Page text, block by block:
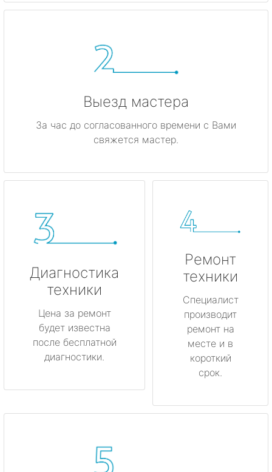
Выезд мастера
За час до согласованного времени с Вами
свяжется мастер.
Диагностика
техники
Цена за ремонт
будет известна
после бесплатной
диагностики.
Ремонт
техники
Специалист
производит
ремонт на
месте и в
короткий
срок.